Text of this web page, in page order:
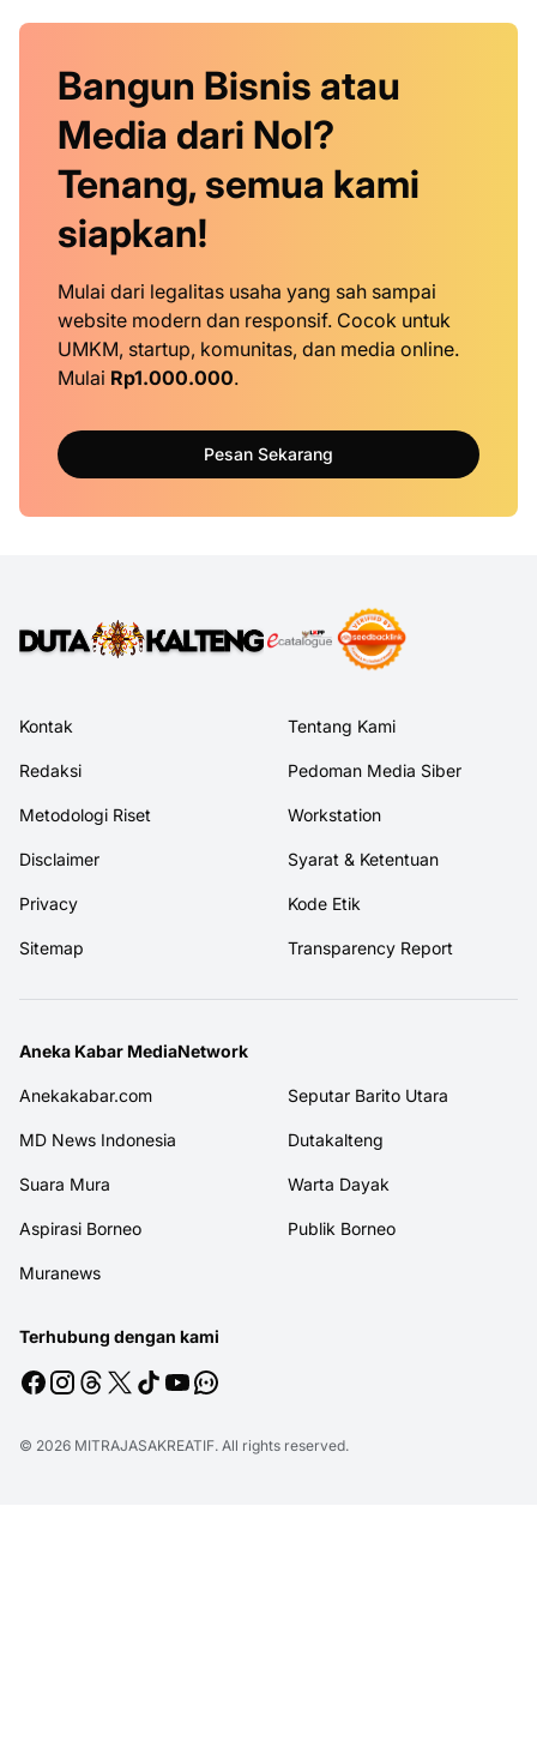
Bangun Bisnis atau
Media dari Nol?
Tenang, semua kami
siapkan!
Mulai dari legalitas usaha yang sah sampai
website modern dan responsif. Cocok untuk
UMKM, startup, komunitas, dan media online.
Mulai Rp1.000.000.
Pesan Sekarang
Kontak Tentang Kami
Redaksi Pedoman Media Siber
Metodologi Riset Workstation
Disclaimer Syarat & Ketentuan
Privacy Kode Etik
Sitemap Transparency Report
Aneka Kabar MediaNetwork
Anekakabar.com Seputar Barito Utara
MD News Indonesia Dutakalteng
Suara Mura Warta Dayak
Aspirasi Borneo Publik Borneo
Muranews
Terhubung dengan kami
© 2026 MITRAJASAKREATIF. All rights reserved.